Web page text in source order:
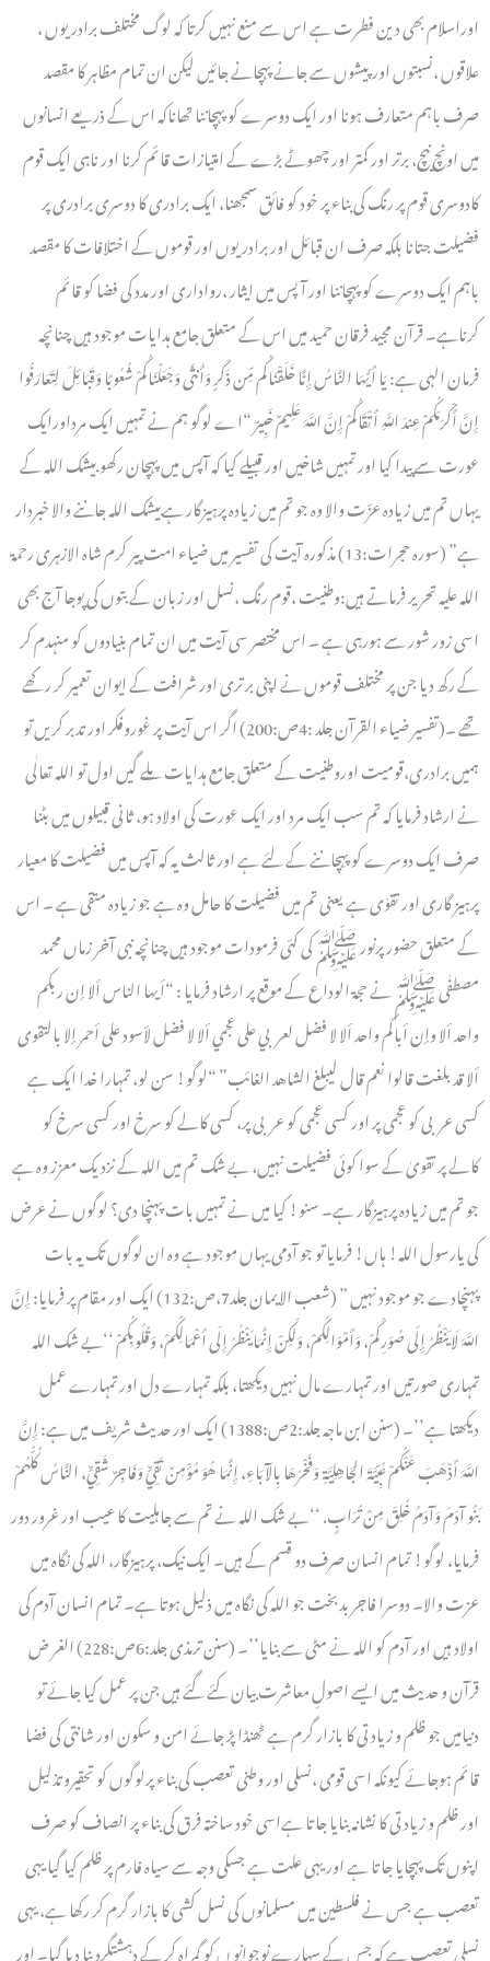
اوراسلام بھی دین فطرت ہے اس سے منع نہیں کرتا کہ لوگ مختلف برادریوں ،
علاقوں ،نسبتوں اور پیشوں سے جانے پہچانے جائیں لیکن ان تمام مظاہر کا مقصد
صرف باہم متعارف ہونا اور ایک دوسرے کو پہچاننا تھاناکہ اس کے ذریعے انسانوں
میں اونچ نیچ، برتر اور کمتر اور چھوٹے بڑے کے امتیازات قائم کرنا اور ناہی ایک قوم
کادوسری قوم پر رنگ کی بناء پر خود کو فائق سمجھنا، ایک برادری کا دوسری برادری پر
فضیلت جتانا بلکہ صرف ان قبائل اور برادریوں اور قوموں کے اختلافات کا مقصد
باہم ایک دوسرے کو پہچاننا اور آ پس میں ایثار ،رواداری اور مدد کی فضا کو قائم
کرناہے۔ قرآن مجید فرقان حمید میں اس کے متعلق جامع ہدایات موجود ہیں چنانچہ
فرمان الہی ہے: يَا أَيُّهَا النَّاسُ إِنَّا خَلَقْنَاكُم مِّن ذَكَرٍ وَأُنثَى وَجَعَلْنَاكُمْ شُعُوبًا وَقَبَائِلَ لِتَعَارَفُوا
إِنَّ أَكْرَمَكُمْ عِندَ اللَّهِ أَتْقَاكُمْ إِنَّ اللَّهَ عَلِيمٌ خَبِيرٌ “اے لوگو ہم نے تمہیں ایک مرداورایک
عورت سے پیدا کیا اور تمہیں شاخیں اور قبیلے کیا کہ آپس میں پہچان رکھو بیشک اللہ کے
یہاں تم میں زیادہ عزّت والا وہ جو تم میں زیادہ پرہیزگار ہےبیشک اللہ جاننے والا خبردار
ہے” (سورہ حجرات:13) مذکورہ آیت کی تفسیر میں ضیاء امت پیر کرم شاہ الازہری رحمۃ
اللہ علیہ تحریر فرماتے ہیں:وطنیت ،قوم رنگ ،نسل اور زبان کے بتوں کی پوجا آج بھی
اسی زور شور سے ہورہی ہے ۔ اس مختصر سی آیت میں ان تمام بنیادوں کو منہدم کر
کے رکھ دیا جن پر مختلف قوموں نے اپنی بر تری اور شرافت کے ایوان تعمیر کر رکھے
تھے ۔(تفسیر ضیاء القرآن جلد :4ص:200) اگر اس آیت پر غوروفکر اور تدبر کریں تو
ہمیں برادری،قومیت اوروطنیت کے متعلق جامع ہدایات ملے گیں اول تو اللہ تعالٰی
نے ارشاد فرمایا کہ تم سب ایک مرد اور ایک عورت کی اولاد ہو، ثانی قبیلوں میں بٹنا
صرف ایک دوسرے کو پہچاننے کے لئے ہے اور ثالث یہ کہ آپس میں فضیلت کا معیار
پرہیز گاری اور تقوٰی ہے یعنی تم میں فضیلت کا حامل وہ ہے جو زیادہ متقی ہے ۔ اس
کے متعلق حضور پرنور ﷺ کی کئی فرمودات موجود ہیں چنانچہ نبی آخر زماں محمد
مصطفٰی ﷺ نے حجۃ الوداع کے موقع پر ارشاد فرمایا : “أيها الناس ألا إن ربكم
واحد ألا وإن أباكم واحد ألا لا فضل لعربي على عجمي ألا لا فضل لأسود على أحمر إلا بالتقوى
ألا قد بلغت قالوا نعم قال ليبلغ الشاهد الغائب” “لوگو! سن لو، تمہارا خدا ایک ہے
کسی عربی کو عجمی پر اور کسی عجمی کو عربی پر، کسی کالے کو سرخ اور کسی سرخ کو
کالے پر تقویٰ کے سوا کوئی فضیلت نہیں، بے شک تم میں اللہ کے نزدیک معزز وہ ہے
جو تم میں زیادہ پرہیزگار ہے۔ سنو! کیا میں نے تمہیں بات پہنچا دی؟ لوگوں نے عرض
کی یارسول اللہ! ہاں! فرمایا تو جو آدمی یہاں موجود ہے وہ ان لوگوں تک یہ بات
پہنچادے جو موجود نہیں ” (شعب الایمان جلد7،ص:132) ایک اور مقام پر فرمایا: إِنَّ
اللَّهَ لَا يَنْظُرُ إِلَى صُوَرِكُمْ، وَأَمْوَالِكُمْ، وَلَكِنْ إِنَّمَا يَنْظُرُ إِلَى أَعْمَالِكُمْ، وَقُلُوبِكُمْ ‘‘بے شک اللہ
تمہاری صورتیں اور تمہارے مال نہیں دیکھتا، بلکہ تمہارے دل اور تمہارے عمل
دیکھتا ہے’’۔ (سنن ابن ماجہ جلد:2ص:1388) ایک اور حدیث شریف میں ہے: إِنَّ
اللَّهَ أَذْهَبَ عَنْكُمْ عُبِّيَّةَ الجَاهِلِيَّةِ وَفَخْرَهَا بِالآبَاءِ، إِنَّمَا هُوَ مُؤْمِنٌ تَقِيٌّ وَفَاجِرٌ شَقِيٌّ، النَّاسُ كُلُّهُمْ
بَنُو آدَمَ وَآدَمُ خُلِقَ مِنْ تُرَابٍ. ‘‘بے شک اللہ نے تم سے جاہلیت کا عیب اور غرور دور
فرمایا، لوگو! تمام انسان صرف دو قسم کے ہیں۔ ایک نیک، پرہیزگار، اللہ کی نگاہ میں
عزت والا۔ دوسرا فاجر بدبخت جو اللہ کی نگاہ میں ذلیل ہوتا ہے۔ تمام انسان آدم کی
اولاد ہیں اور آدم کو اللہ نے مٹی سے بنایا’’۔ (سنن ترمذی جلد:6ص:228) الغر ض
قرآن و حدیث میں ایسے اصولِ معاشرت بیان کئے گئے ہیں جن پر عمل کیا جائے تو
دنیامیں جو ظلم و زیادتی کا بازار گرم ہے ٹھنڈا پڑ جائے امن و سکون اور شانتی کی فضا
قائم ہوجائے کیونکہ اسی قومی ،نسلی اور وطنی تعصب کی بناء پرلوگوں کو تحقیروتذلیل
اور ظلم و زیادتی کا نشانہ بنایا جاتا ہےاسی خود ساختہ فرق کی بناء پر انصاف کو صرف
اپنوں تک پہچایا جاتا ہے اور یہی علت ہے جسکی وجہ سے سیاہ فارم پر ظلم کیا گیا یہی
تعصب ہے جس نے فلسطین میں مسلمانوں کی نسل کشی کا بازار گرم کر رکھا ہے، یہی
نسلی تعصب ہے کہ جس کے سہارے نوجوانو ں کو گمراہ کر کے دہشتگرد بنا دیا گیا۔ اور